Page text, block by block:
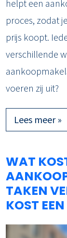
helpt een
proces, zodat
prijs koopt.
verschillende
voeren zij uit?
Lees meer »
WAT
TAKEN
KOST